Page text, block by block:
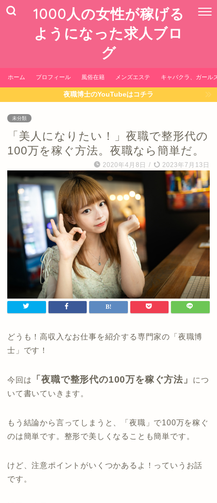
1000人の女性が稼げる
ようになった求人ブロ
グ
ホーム プロフィール 風俗在籍 メンズエステ キャバクラ、ガール
夜職博士のYouTubeはコチラ
未分類
「美人になりたい！」夜職で整形代の
100万を稼ぐ方法。夜職なら簡単だ。
2020年4月8日 / 2023年7月13日
どうも！高収入なお仕事を紹介する専門家の「夜職博
士」です！
今回は 「夜職で整形代の100万を稼ぐ方法」
につ
いて書いていきます。
もう結論から言ってしまうと、「夜職」で100万を稼ぐ
のは簡単です。整形で美しくなることも簡単です。
けど、注意ポイントがいくつかあるよ！ っていうお話
です。